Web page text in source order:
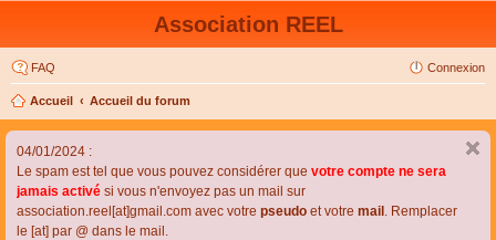
Association REEL
FAQ Connexion
Accueil Accueil du forum
04/01/2024 :
Le spam est tel que vous pouvez considérer que votre compte ne sera
jamais activé si vous n'envoyez pas un mail sur
association.reel[at]gmail.com avec votre pseudo et votre mail . Remplacer
le [at] par @ dans le mail.